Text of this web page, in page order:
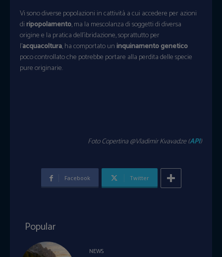
Vi sono diverse popolazioni in cattività a cui accedere per azioni
diripopolamento, ma la mescolanza di soggetti di diversa
origine e la pratica dell’ibridazione, soprattutto per
l’acquacoltura, ha comportato uninquinamento genetico
poco controllato che potrebbe portare alla perdita delle specie
pure originarie.
Foto Copertina @Vladimir Kvavadze (API)
Facebook Twitter
Popular
NEWS